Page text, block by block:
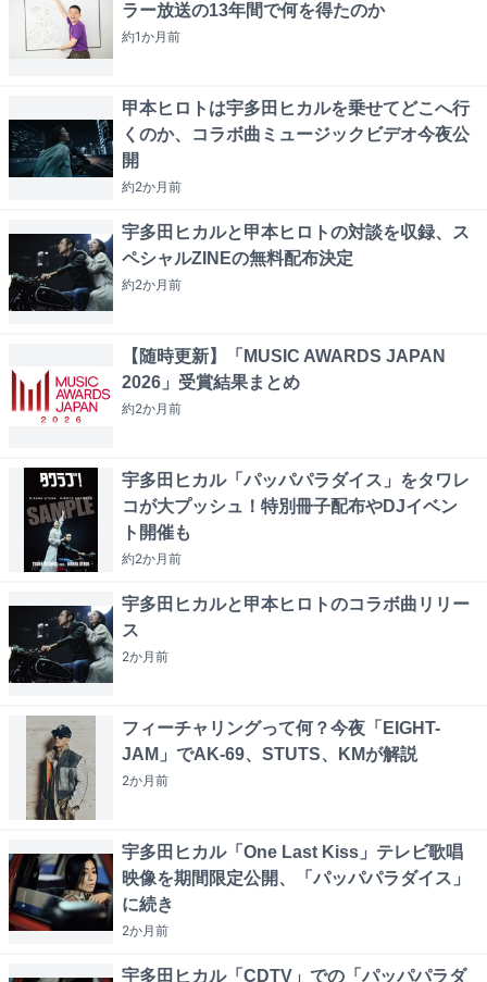
ラー放送の13年間で何を得たのか
約1か月前
甲本ヒロトは宇多田ヒカルを乗せてどこへ行
くのか、コラボ曲ミュージックビデオ今夜公
開
約2か月前
宇多田ヒカルと甲本ヒロトの対談を収録、ス
ペシャルZINEの無料配布決定
約2か月前
【随時更新】「MUSIC AWARDS JAPAN
2026」受賞結果まとめ
約2か月前
宇多田ヒカル「パッパパラダイス」をタワレ
コが大プッシュ！特別冊子配布やDJイベン
ト開催も
約2か月前
宇多田ヒカルと甲本ヒロトのコラボ曲リリー
ス
2か月前
フィーチャリングって何？今夜「EIGHT-
JAM」でAK-69、STUTS、KMが解説
2か月前
宇多田ヒカル「One Last Kiss」テレビ歌唱
映像を期間限定公開、「パッパパラダイス」
に続き
2か月前
宇多田ヒカル「CDTV」での「パッパパラダ